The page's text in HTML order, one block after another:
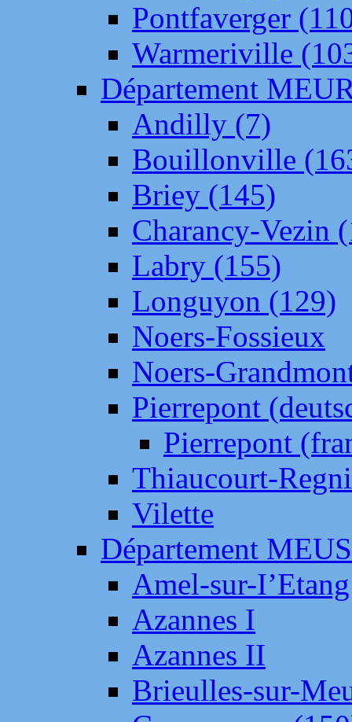
Pontfaverger
Warmeriville
Département
Andilly (7)
Bouillonville
Briey (145)
Charancy-Vezin
Labry (155)
Longuyon (129)
Noers-Fossieux
Noers-
Pierrepont
Pierrepont
Thiaucourt-
Vilette
Département
Amel-sur-
Azannes I
Azannes II
Brieulles-sur-